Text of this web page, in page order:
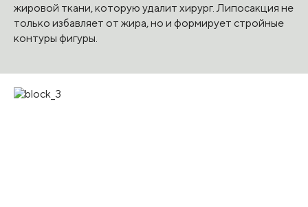
жировой ткани, которую удалит хирург. Липосакция не
только избавляет от жира, но и формирует стройные
контуры фигуры.